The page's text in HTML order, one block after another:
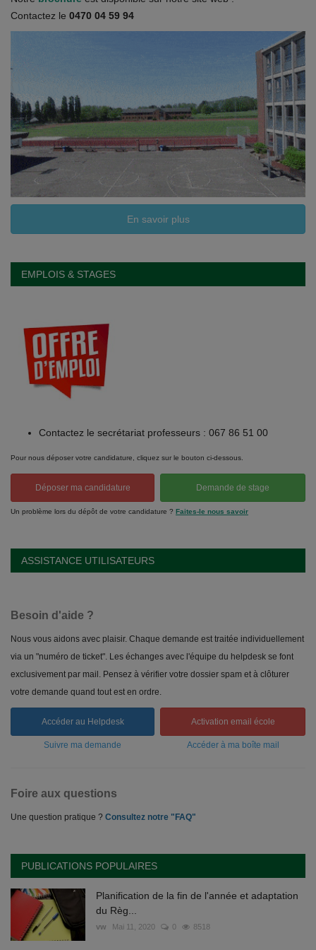
Documents
Contactez le 0470 04 59 94
En savoir plus
EMPLOIS & STAGES
Contactez le secrétariat professeurs : 067 86 51 00
Pour nous déposer votre candidature, cliquez sur le bouton ci-dessous.
Déposer ma candidature Demande de stage
Un problème lors du dépôt de votre candidature ? Faites-le nous savoir
ASSISTANCE UTILISATEURS
Besoin d'aide ?
Nous vous aidons avec plaisir. Chaque demande est traitée individuellement
via un "numéro de ticket". Les échanges avec l'équipe du helpdesk se font
exclusivement par mail. Pensez à vérifier votre dossier spam et à clôturer
votre demande quand tout est en ordre.
Accéder au Helpdesk Activation email école
Suivre ma demande Accéder à ma boîte mail
Foire aux questions
Une question pratique ? Consultez notre "FAQ"
PUBLICATIONS POPULAIRES
Planification de la fin de l'année et adaptation
du Règ...
vw Mai 11, 2020 0 8518